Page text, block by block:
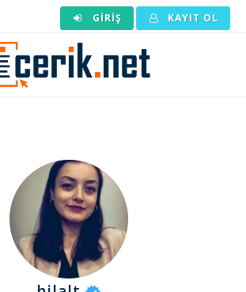
GIRIŞ KAYIT OL